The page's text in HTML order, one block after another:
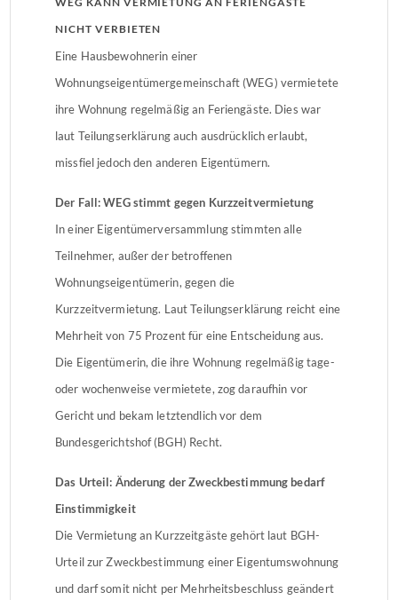
NICHT VERBIETEN
Eine Hausbewohnerin einer
Wohnungseigentümergemeinschaft (WEG) vermietete
ihre Wohnung regelmäßig an Feriengäste. Dies war
laut Teilungserklärung auch ausdrücklich erlaubt,
missfiel jedoch den anderen Eigentümern.
Der Fall: WEG stimmt gegen Kurzzeitvermietung
In einer Eigentümerversammlung stimmten alle
Teilnehmer, außer der betroffenen
Wohnungseigentümerin, gegen die
Kurzzeitvermietung. Laut Teilungserklärung reicht eine
Mehrheit von 75 Prozent für eine Entscheidung aus.
Die Eigentümerin, die ihre Wohnung regelmäßig tage-
oder wochenweise vermietete, zog daraufhin vor
Gericht und bekam letztendlich vor dem
Bundesgerichtshof (BGH) Recht.
Das Urteil: Änderung der Zweckbestimmung bedarf
Einstimmigkeit
Die Vermietung an Kurzzeitgäste gehört laut BGH-
Urteil zur Zweckbestimmung einer Eigentumswohnung
und darf somit nicht per Mehrheitsbeschluss geändert